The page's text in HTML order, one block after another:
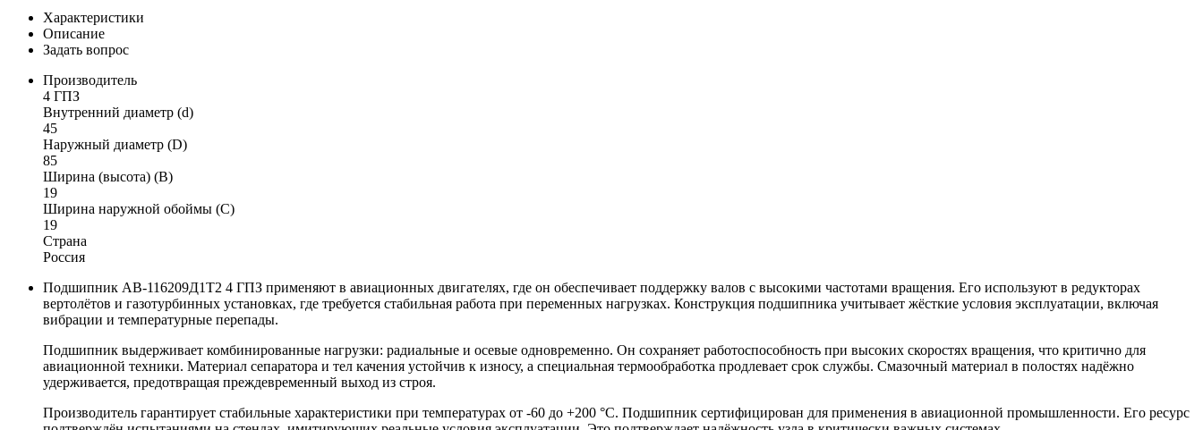
Характеристики
Описание
Задать вопрос
Производитель
4 ГПЗ
Внутренний диаметр (d)
45
Наружный диаметр (D)
85
Ширина (высота) (B)
19
Ширина наружной обоймы (C)
19
Страна
Россия
Подшипник АВ-116209Д1Т2 4 ГПЗ применяют в авиационных двигателях, где он обеспечивает поддержку валов с высокими частотами вращения. Его используют в редукторах
вертолётов и газотурбинных установках, где требуется стабильная работа при переменных нагрузках. Конструкция подшипника учитывает жёсткие условия эксплуатации, включая
вибрации и температурные перепады.
Подшипник выдерживает комбинированные нагрузки: радиальные и осевые одновременно. Он сохраняет работоспособность при высоких скоростях вращения, что критично для
авиационной техники. Материал сепаратора и тел качения устойчив к износу, а специальная термообработка продлевает срок службы. Смазочный материал в полостях надёжно
удерживается, предотвращая преждевременный выход из строя.
Производитель гарантирует стабильные характеристики при температурах от -60 до +200 °C. Подшипник сертифицирован для применения в авиационной промышленности. Его ресурс